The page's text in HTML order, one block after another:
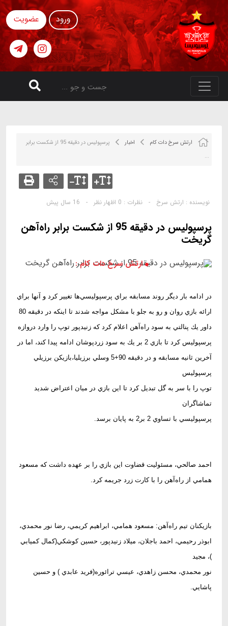
ورود عضویت
ارتش سرخ دات کام اخبار
پرسپوليس در دقيقه 95 از شكست برابر
...
نویسنده : ارتش سرخ - نظرات : 0 اظهار نظر - 16 سال پیش
پرسپوليس در دقيقه 95 از شكست برابر راه‌آهن
گريخت
ارتش سرخ دات کام :
در ادامه بار ديگر روند مسابقه براي پرسپوليسي‌ها تغيير كرد و آنها براي
ارائه بازي روان و رو به جلو با مشكل مواجه شدند تا اينكه در دقيقه 80
داور يك پنالتي به سود راه‌آهن اعلام كرد كه زنيدپور توپ را وارد دروازه
پرسپوليس كرد تا بازي 2 بر يك به سود زردپوشان ادامه پيدا كند، اما در
آخرين ثانيه مسابقه و در دقيقه 90+5 وسلي برزيليا،‌بازيكن برزيلي
پرسپوليس
توپ را با سر به گل تبديل كرد تا اين بازي در ميان اعتراض شديد
تماشاگران
پرسپوليسي با تساوي 2 بر2 به پايان برسد.
احمد صالحي، مسئوليت قضاوت اين بازي را بر عهده داشت كه مسعود
همامي از راه‌آهن را با كارت زرد جريمه كرد.
بازيكنان تيم راه‌آهن: مسعود همامي، ابراهيم كريمي، رضا نور محمدي،
ابوذر رحيمي، احمد باجلان، ميلاد زنيدپور، حسين كوشكي(كمال كميابي
)، مجيد
نور محمدي، محسن زاهدي، عيسي ترائوره(فريد عابدي ) و حسين
پاشايي.